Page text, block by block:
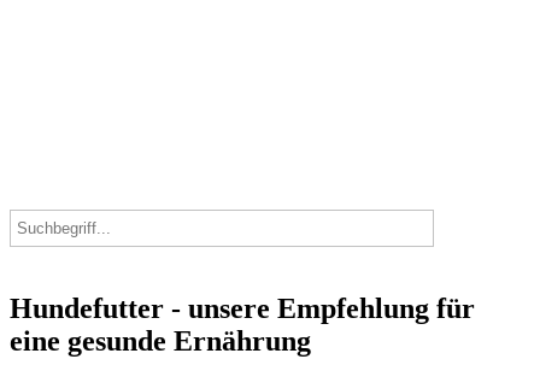
Hundefutter - unsere Empfehlung für
eine gesunde Ernährung